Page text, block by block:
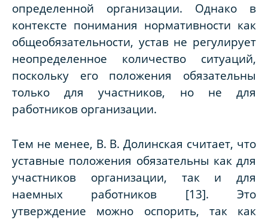
определенной организации. Однако в
контексте понимания нормативности как
общеобязательности, устав не регулирует
неопределенное количество ситуаций,
поскольку его положения обязательны
только для участников, но не для
работников организации.
Тем не менее, В. В. Долинская считает, что
уставные положения обязательны как для
участников организации, так и для
наемных работников [13]. Это
утверждение можно оспорить, так как